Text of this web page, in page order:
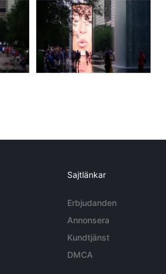
Sajtlänkar
Erbjudanden
Annonsera
Kundtjänst
DMCA